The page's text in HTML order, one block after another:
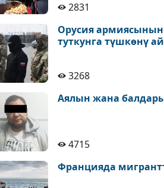
2831
Орусия
туткунга түшкөнү
3268
Аялын жана
4715
Францияда